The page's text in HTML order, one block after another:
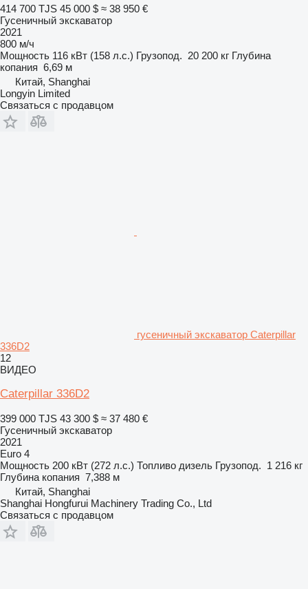
414 700 TJS 45 000 $ ≈ 38 950 €
Гусеничный экскаватор
2021
800 м/ч
Мощность 116 кВт (158 л.с.) Грузопод. 20 200 кг Глубина
копания 6,69 м
Китай, Shanghai
Longyin Limited
Связаться с продавцом
гусеничный экскаватор Caterpillar
336D2
12
ВИДЕО
Caterpillar 336D2
399 000 TJS 43 300 $ ≈ 37 480 €
Гусеничный экскаватор
2021
Euro 4
Мощность 200 кВт (272 л.с.) Топливо дизель Грузопод. 1 216 кг
Глубина копания 7,388 м
Китай, Shanghai
Shanghai Hongfurui Machinery Trading Co., Ltd
Связаться с продавцом